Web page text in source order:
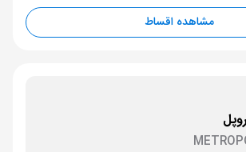
مشاهده اقساط